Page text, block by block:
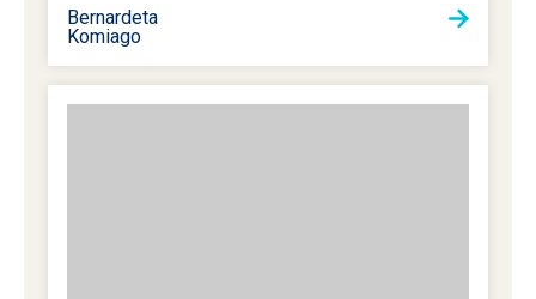
Bernardeta
Komiago